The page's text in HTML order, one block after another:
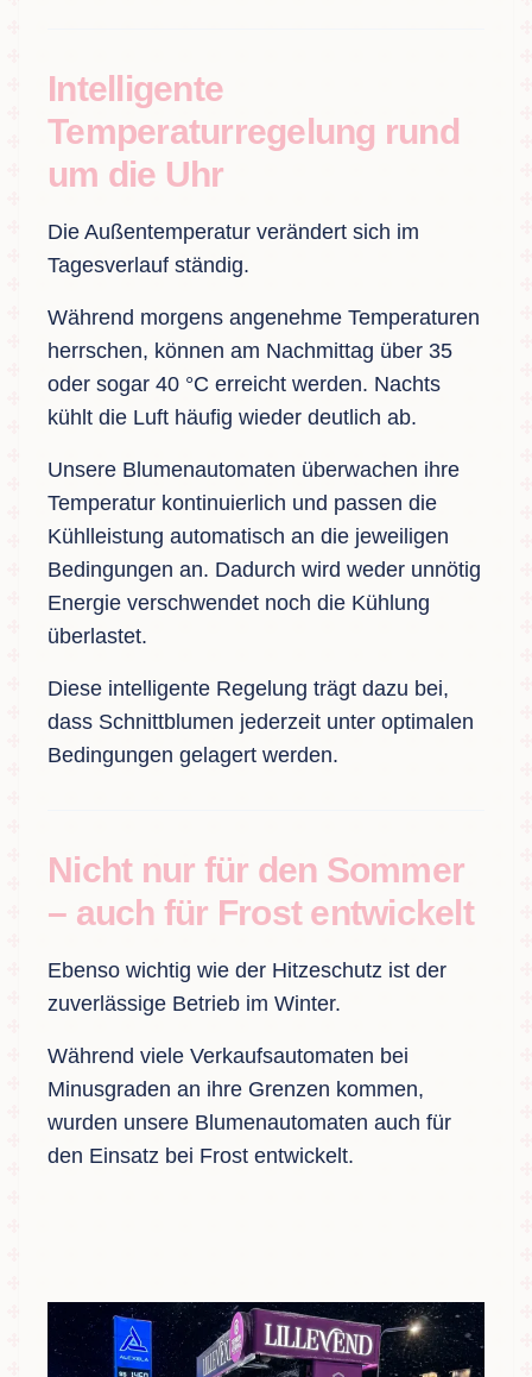
Intelligente
Temperaturregelung rund
um die Uhr
Die Außentemperatur verändert sich im
Tagesverlauf ständig.
Während morgens angenehme Temperaturen
herrschen, können am Nachmittag über 35
oder sogar 40 °C erreicht werden. Nachts
kühlt die Luft häufig wieder deutlich ab.
Unsere Blumenautomaten überwachen ihre
Temperatur kontinuierlich und passen die
Kühlleistung automatisch an die jeweiligen
Bedingungen an. Dadurch wird weder unnötig
Energie verschwendet noch die Kühlung
überlastet.
Diese intelligente Regelung trägt dazu bei,
dass Schnittblumen jederzeit unter optimalen
Bedingungen gelagert werden.
Nicht nur für den Sommer
– auch für Frost entwickelt
Ebenso wichtig wie der Hitzeschutz ist der
zuverlässige Betrieb im Winter.
Während viele Verkaufsautomaten bei
Minusgraden an ihre Grenzen kommen,
wurden unsere Blumenautomaten auch für
den Einsatz bei Frost entwickelt.